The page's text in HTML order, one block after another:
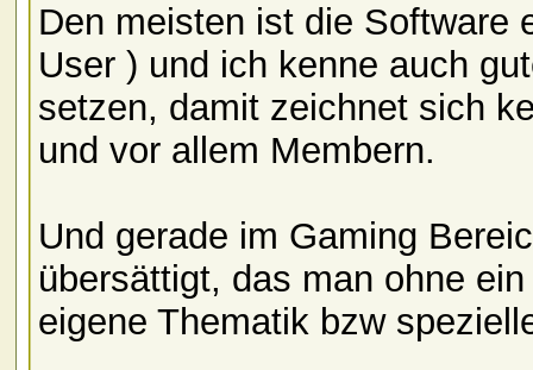
Den meisten ist die Software
User ) und ich kenne auch
setzen, damit zeichnet sich
und vor allem Membern.
Und gerade im Gaming
übersättigt, das man ohne
eigene Thematik bzw